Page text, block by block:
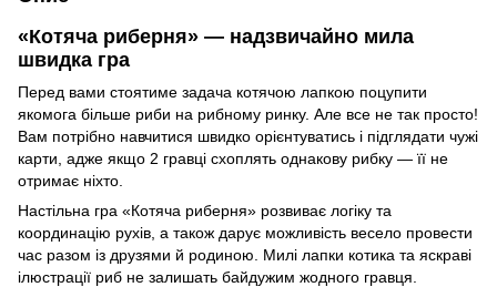
«Котяча риберня» — надзвичайно мила
швидка гра
Перед вами стоятиме задача котячою лапкою поцупити
якомога більше риби на рибному ринку. Але все не так просто!
Вам потрібно навчитися швидко орієнтуватись і підглядати чужі
карти, адже якщо 2 гравці схоплять однакову рибку — її не
отримає ніхто.
Настільна гра «Котяча риберня» розвиває логіку та
координацію рухів, а також дарує можливість весело провести
час разом із друзями й родиною. Милі лапки котика та яскраві
ілюстрації риб не залишать байдужим жодного гравця.